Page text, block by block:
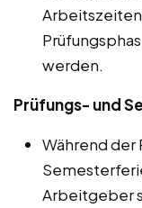
werden.
Prüfungs- und
Während der
Arbeitgeber